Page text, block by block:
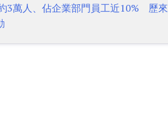
3萬人、佔企業部門員工近10% 歷來